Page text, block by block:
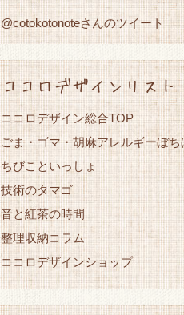
@cotokotonoteさんのツイート
ココロデザインリスト
ココロデザイン総合TOP
ごま・ゴマ・胡麻アレルギーぼち
ちびこといっしょ
技術のタマゴ
音と紅茶の時間
整理収納コラム
ココロデザインショップ